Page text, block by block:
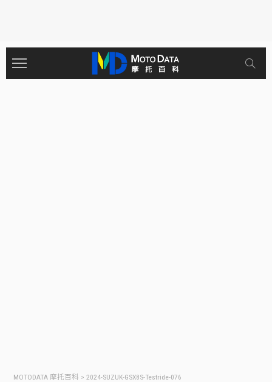
MOTODATA 摩托百科 > 2024-SUZUK-GSX8S-Testride-076